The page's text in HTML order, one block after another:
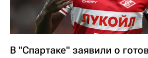
В "Спартаке" заявили о